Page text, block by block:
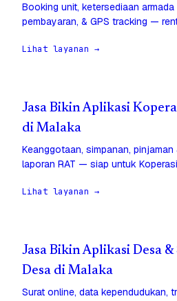
Booking unit, ketersediaan
pembayaran, & GPS tracking —
Lihat layanan →
Jasa Bikin Aplikasi
di Malaka
Keanggotaan, simpanan, pinjaman
laporan RAT — siap untuk
Lihat layanan →
Jasa Bikin Aplikasi Desa
Desa di Malaka
Surat online, data kependudukan,